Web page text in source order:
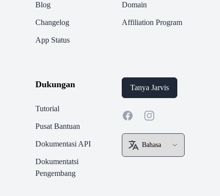
Blog
Changelog
App Status
Domain
Affiliation Program
Dukungan
Tutorial
Pusat Bantuan
Dokumentasi API
Dokumentatsi
Pengembang
Tanya Jarvis
FacebookInstagram